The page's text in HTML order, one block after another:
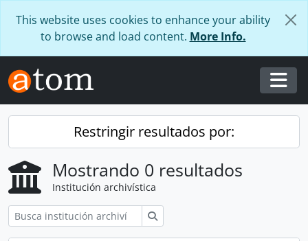
This website uses cookies to enhance your ability
to browse and load content. More Info.
Restringir resultados por:
Mostrando 0 resultados
Institución archivística